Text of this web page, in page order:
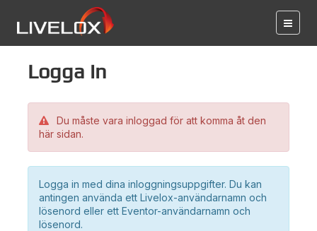
Logga in
Du måste vara inloggad för att komma åt den
här sidan.
Logga in med dina inloggningsuppgifter. Du kan
antingen använda ett Livelox-användarnamn och
lösenord eller ett Eventor-användarnamn och
lösenord.